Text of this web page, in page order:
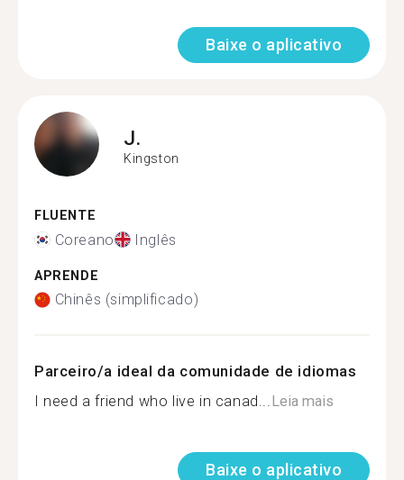
Baixe o aplicativo
J.
Kingston
FLUENTE
Coreano Inglês
APRENDE
Chinês (simplificado)
Parceiro/a ideal da comunidade de idiomas
I need a friend who live in canad...Leia mais
Baixe o aplicativo